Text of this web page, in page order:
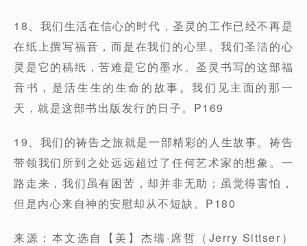
18、我们生活在信心的时代，圣灵的工作已经不再是
在纸上撰写福音，而是在我们的心里。我们圣洁的心
灵是它的稿纸，苦难是它的墨水。圣灵书写的这部福
音书，是活生生的生命的故事。我们见主面的那一
天，就是这部书出版发行的日子。P169
19、我们的祷告之旅就是一部精彩的人生故事。祷告
带领我们所到之处远远超过了任何艺术家的想象。一
路走来，我们虽有困苦，却并非无助；虽觉得害怕，
但是内心来自神的安慰却从不短缺。P180
来源：本文选自【美】杰瑞·席哲（Jerry Sittser）